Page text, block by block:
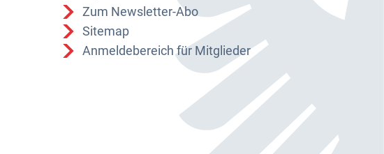
Zum Newsletter-Abo
Sitemap
Anmeldebereich für Mitglieder